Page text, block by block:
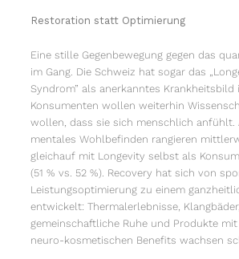
Restoration statt Optimierung
Eine stille Gegenbewegung gegen das
im Gang. Die Schweiz hat sogar das
Syndrom” als anerkanntes Krankheitsbild
Konsumenten wollen weiterhin
wollen, dass sie sich menschlich anfühlt.
mentales Wohlbefinden rangieren
gleichauf mit Longevity selbst als
(51 % vs. 52 %). Recovery hat sich von
Leistungsoptimierung zu einem
entwickelt: Thermalerlebnisse, Klangbäder,
gemeinschaftliche Ruhe und Produkte
neuro-kosmetischen Benefits wachsen